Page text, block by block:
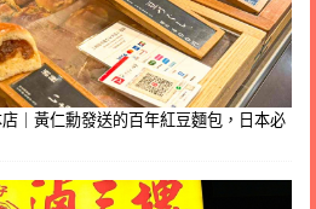
店｜黃仁勳發送的百年紅豆麵包，日本必